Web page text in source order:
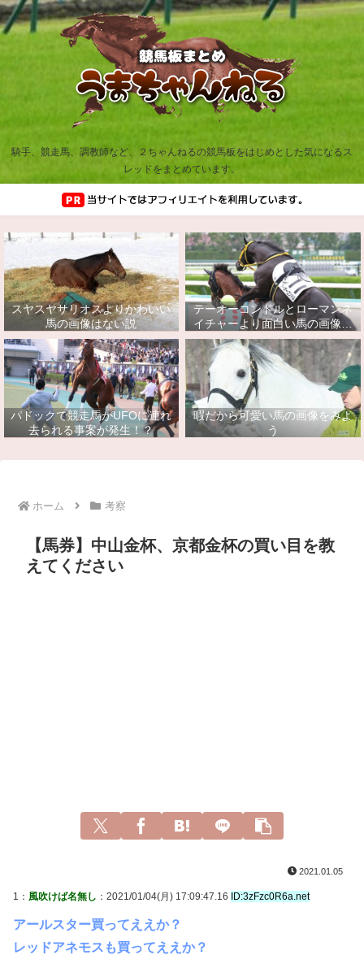
騎手、競走馬、調教師など、２ちゃんねるの競馬板をはじめとした気になるス
レッドをまとめています。
スヤスヤサリオスよりかわいい
馬の画像はない説
テーオーコンドルとローマンネ
イチャーより面白い馬の画像っ
てあるの？
パドックで競走馬がUFOに連れ
去られる事案が発生！？
暇だから可愛い馬の画像をみよ
う
ホーム 考察
【馬券】中山金杯、京都金杯の買い目を教
えてください
2021.01.05
1： 風吹けば名無し ：2021/01/04(月) 17:09:47.16 ID:3zFzc0R6a.net
アールスター買ってええか？
レッドアネモスも買ってええか？